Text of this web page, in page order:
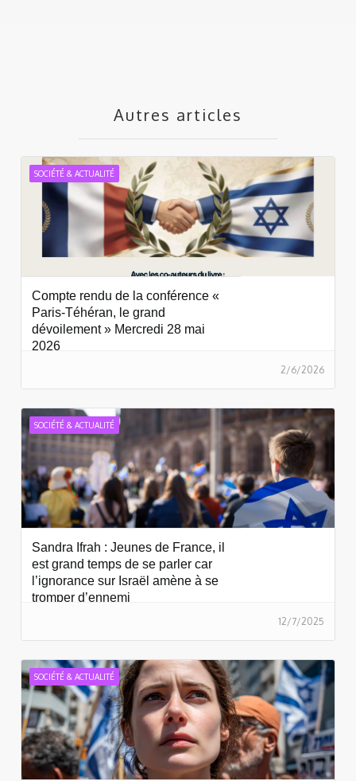
Autres articles
SOCIÉTÉ & ACTUALITÉ
Compte rendu de la conférence «
Paris-Téhéran, le grand
dévoilement » Mercredi 28 mai
2026
2/6/2026
SOCIÉTÉ & ACTUALITÉ
Sandra Ifrah : Jeunes de France, il
est grand temps de se parler car
l’ignorance sur Israël amène à se
tromper d’ennemi
12/7/2025
SOCIÉTÉ & ACTUALITÉ